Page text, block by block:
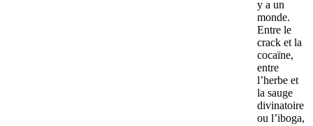
y a un
monde.
Entre le
crack et la
cocaïne,
entre
l’herbe et
la sauge
divinatoire
ou l’iboga,